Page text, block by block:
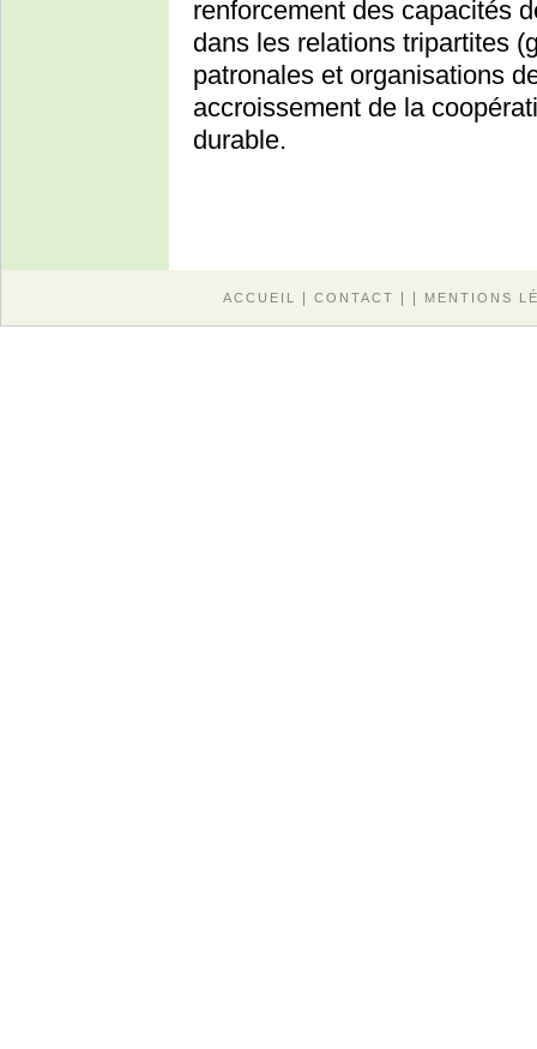
renforcement des capacités
dans les relations tripartites
patronales et organisations
accroissement de la
durable.
ACCUEIL CONTACT MENTIONS